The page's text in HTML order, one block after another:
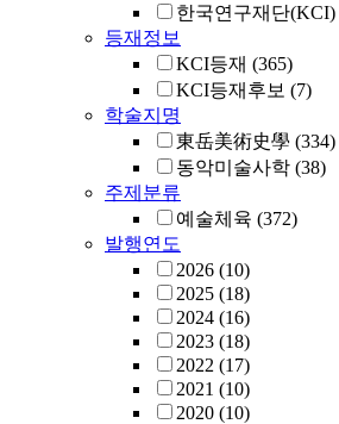
한국연구재단(KCI)
등재정보
KCI등재 (365)
KCI등재후보 (7)
학술지명
東岳美術史學 (334)
동악미술사학 (38)
주제분류
예술체육 (372)
발행연도
2026 (10)
2025 (18)
2024 (16)
2023 (18)
2022 (17)
2021 (10)
2020 (10)